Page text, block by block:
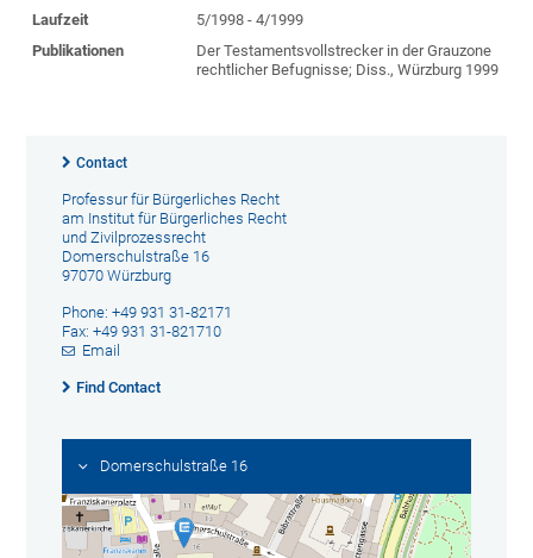
Laufzeit
5/1998 - 4/1999
Publikationen
Der Testamentsvollstrecker in der Grauzone
rechtlicher Befugnisse; Diss., Würzburg 1999
Contact
Professur für Bürgerliches Recht
am Institut für Bürgerliches Recht
und Zivilprozessrecht
Domerschulstraße 16
97070 Würzburg
Phone: +49 931 31-82171
Fax: +49 931 31-821710
Email
Find Contact
Domerschulstraße 16